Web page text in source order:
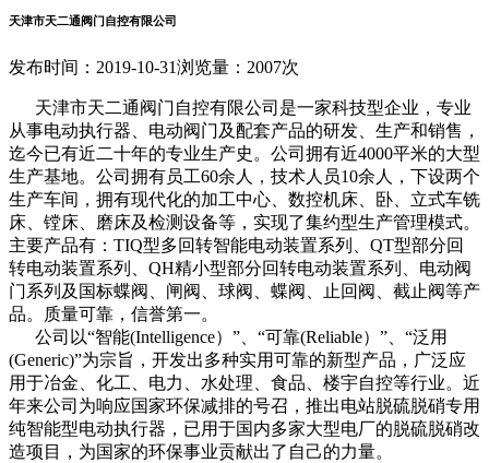
天津市天二通阀门自控有限公司
发布时间：2019-10-31浏览量：2007次
天津市天二通阀门自控有限公司是一家科技型企业，专业
从事电动执行器、电动阀门及配套产品的研发、生产和销售，
迄今已有近二十年的专业生产史。公司拥有近4000平米的大型
生产基地。公司拥有员工60余人，技术人员10余人，下设两个
生产车间，拥有现代化的加工中心、数控机床、卧、立式车铣
床、镗床、磨床及检测设备等，实现了集约型生产管理模式。
主要产品有：TIQ型多回转智能电动装置系列、QT型部分回
转电动装置系列、QH精小型部分回转电动装置系列、电动阀
门系列及国标蝶阀、闸阀、球阀、蝶阀、止回阀、截止阀等产
品。质量可靠，信誉第一。
公司以“智能(Intelligence）”、“可靠(Reliable）”、“泛用
(Generic)”为宗旨，开发出多种实用可靠的新型产品，广泛应
用于冶金、化工、电力、水处理、食品、楼宇自控等行业。近
年来公司为响应国家环保减排的号召，推出电站脱硫脱硝专用
纯智能型电动执行器，已用于国内多家大型电厂的脱硫脱硝改
造项目，为国家的环保事业贡献出了自己的力量。